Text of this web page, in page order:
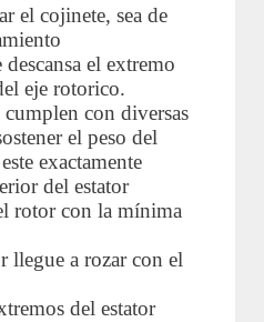
el cojinete, sea de
el extremo
eje rotorico.
con diversas
el peso del
exactamente
del estator
rotor con la mínima
llegue a rozar con el
del estator